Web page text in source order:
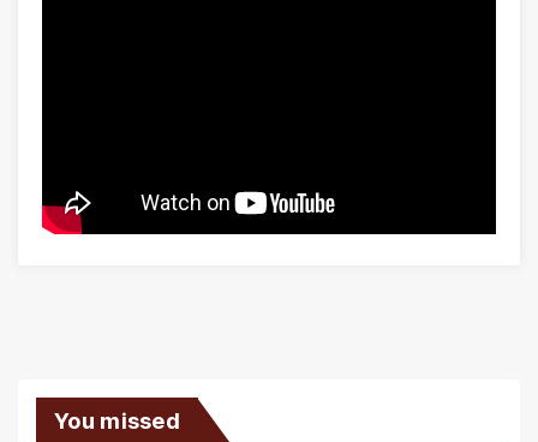
You missed